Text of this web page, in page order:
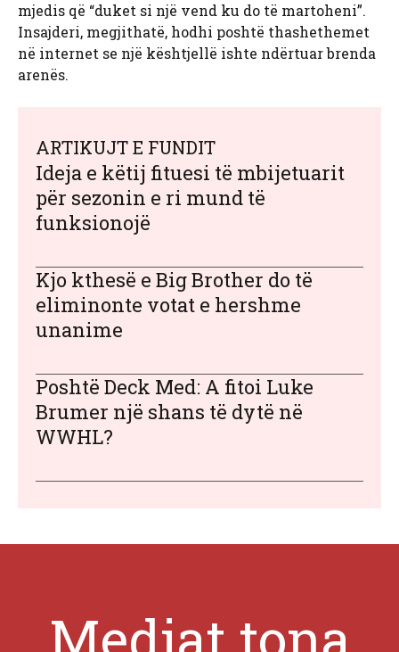
mjedis që “duket si një vend ku do të martoheni”.
Insajderi, megjithatë, hodhi poshtë thashethemet
në internet se një kështjellë ishte ndërtuar brenda
arenës.
ARTIKUJT E FUNDIT
Ideja e këtij fituesi të mbijetuarit
për sezonin e ri mund të
funksionojë
Kjo kthesë e Big Brother do të
eliminonte votat e hershme
unanime
Poshtë Deck Med: A fitoi Luke
Brumer një shans të dytë në
WWHL?
Mediat tona